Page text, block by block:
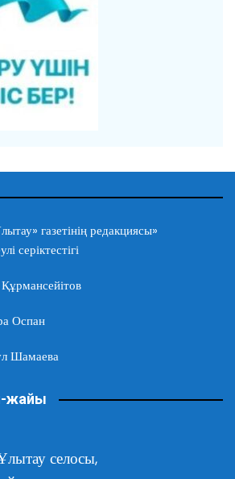
газетінің редакциясы»
серіктестігі
Оспан
Шамаева
жайы
селосы,